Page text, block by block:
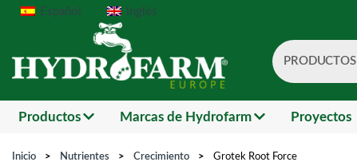
Español Inglés
Search
PRODUCTOS
Productos Marcas de Hydrofarm Proyectos
Inicio > Nutrientes > Crecimiento > Grotek Root Force